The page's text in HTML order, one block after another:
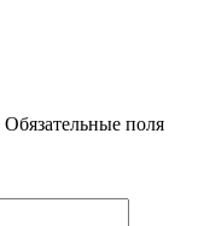
Обязательные поля